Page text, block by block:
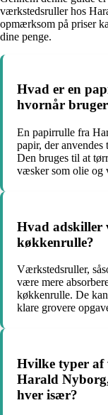
værkstedsruller hos
opmærksom på priser
dine penge.
Hvad er en
hvornår
En papirrulle fra
papir, der
Den bruges til at
væsker som olie og
Hvad adskiller
køkkenrulle?
Værkstedsruller,
være mere
køkkenrulle. De
klare grovere
Hvilke typer af
Harald
hver især?